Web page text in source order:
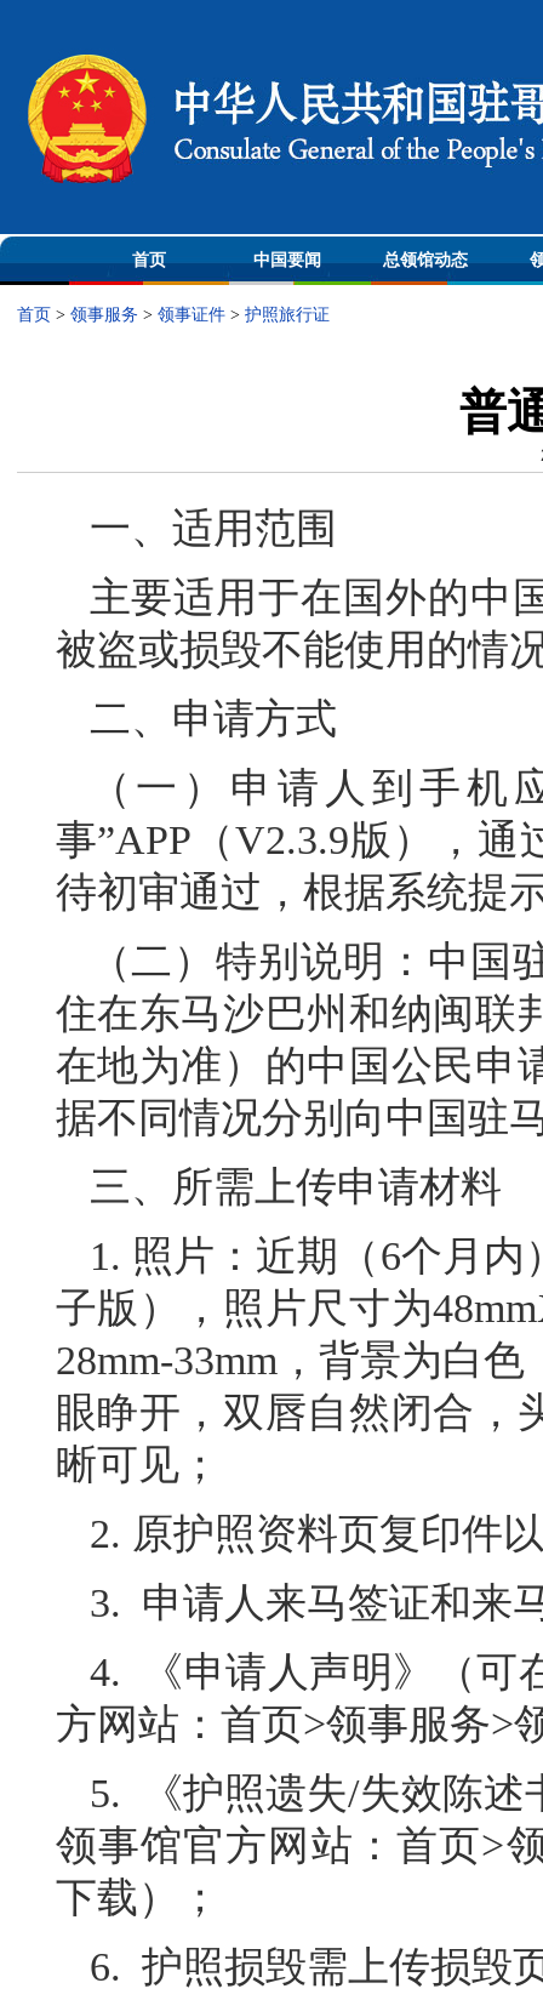
首页 中国要闻 总领馆动态
首页 > 领事服务 > 领事证件> 护照旅行证
普
一、适用范围
主要适用于在国外的中
被盗或损毁不能使用的情
二、申请方式
（一）申请人到手机
事”APP（V2.3.9版），
待初审通过，根据系统提
（二）特别说明：中
住在东马沙巴州和纳闽联
在地为准）的中国公民申
据不同情况分别向中国驻
三、所需上传申请材料
1. 照片：近期（6个月
子版），照片尺寸为
28mm-33mm，背景为白
眼睁开，双唇自然闭合，
晰可见；
2. 原护照资料页复印件
3. 申请人来马签证和来
4. 《申请人声明》（可
方网站：首页>领事服务>
5. 《护照遗失/失效陈述
领事馆官方网站：首页>
下载）；
6. 护照损毁需上传损毁